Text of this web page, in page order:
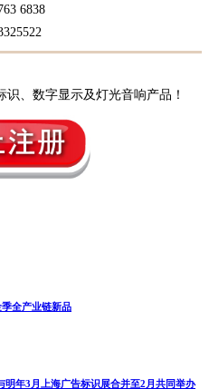
6838
、数字显示及灯光音响产品！
全产业链新品
年3月上海广告标识展合并至2月共同举办